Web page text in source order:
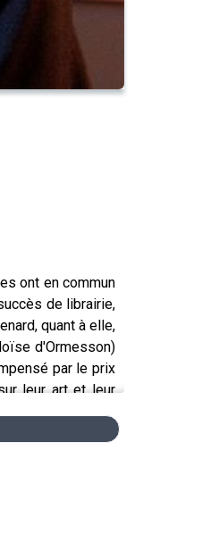
ont en commun
de librairie,
quant à elle,
d'Ormesson)
par le prix
leur art et leur